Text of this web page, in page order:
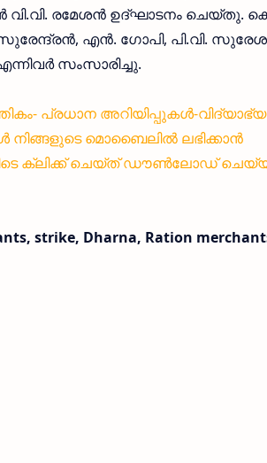
രമേശന്‍ ഉദ്ഘാടനം ചെയ്തു.
എന്‍. ഗോപി, പി.വി.
സംസാരിച്ചു.
പ്രധാന അറിയിപ്പുകൾ-
നിങ്ങളുടെ മൊബൈലിൽ ലഭിക്കാൻ
ക്ലിക്ക് ചെയ്ത് ഡൗൺലോഡ്
strike, Dharna, Ration